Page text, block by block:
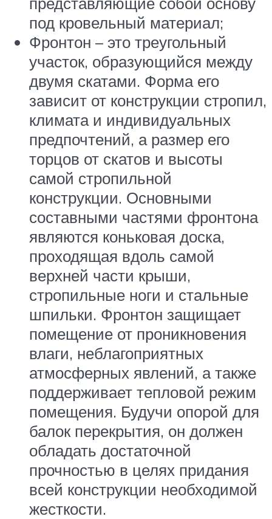
под кровельный материал;
Фронтон – это треугольный
участок, образующийся между
двумя скатами. Форма его
зависит от конструкции стропил,
климата и индивидуальных
предпочтений, а размер его
торцов от скатов и высоты
самой стропильной
конструкции. Основными
составными частями фронтона
являются коньковая доска,
проходящая вдоль самой
верхней части крыши,
стропильные ноги и стальные
шпильки. Фронтон защищает
помещение от проникновения
влаги, неблагоприятных
атмосферных явлений, а также
поддерживает тепловой режим
помещения. Будучи опорой для
балок перекрытия, он должен
обладать достаточной
прочностью в целях придания
всей конструкции необходимой
жесткости.